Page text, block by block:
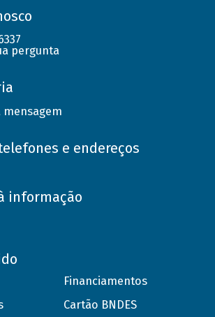
pergunta
mensagem
e endereços
informação
Financiamentos
Cartão BNDES